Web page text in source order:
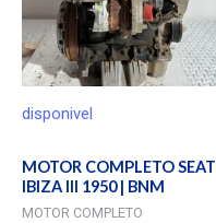
disponivel
MOTOR COMPLETO SEAT
IBIZA III 1950 | BNM
MOTOR COMPLETO